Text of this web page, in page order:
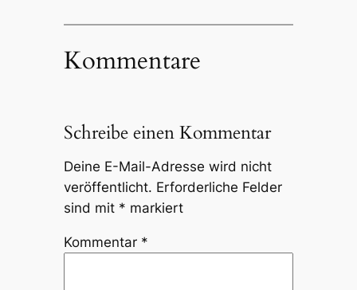
Kommentare
Schreibe einen Kommentar
Deine E-Mail-Adresse wird nicht
veröffentlicht. Erforderliche Felder
sind mit * markiert
Kommentar *